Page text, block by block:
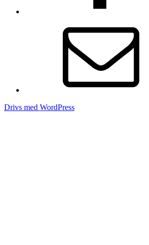
Drivs med WordPress